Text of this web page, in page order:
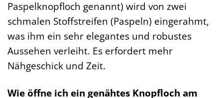
Paspelknopfloch genannt) wird von zwei
schmalen Stoffstreifen (Paspeln) eingerahmt,
was ihm ein sehr elegantes und robustes
Aussehen verleiht. Es erfordert mehr
Nähgeschick und Zeit.
Wie öffne ich ein genähtes Knopfloch am